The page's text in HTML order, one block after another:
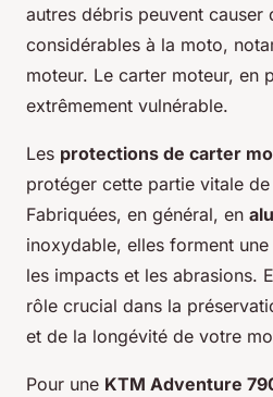
autres débris peuvent causer
considérables à la moto,
moteur. Le carter moteur, en
extrêmement vulnérable.
Les protections de carter
protéger cette partie vitale
Fabriquées, en général, en
inoxydable, elles forment
les impacts et les abrasions.
rôle crucial dans la
et de la longévité de votre
Pour une KTM Adventure